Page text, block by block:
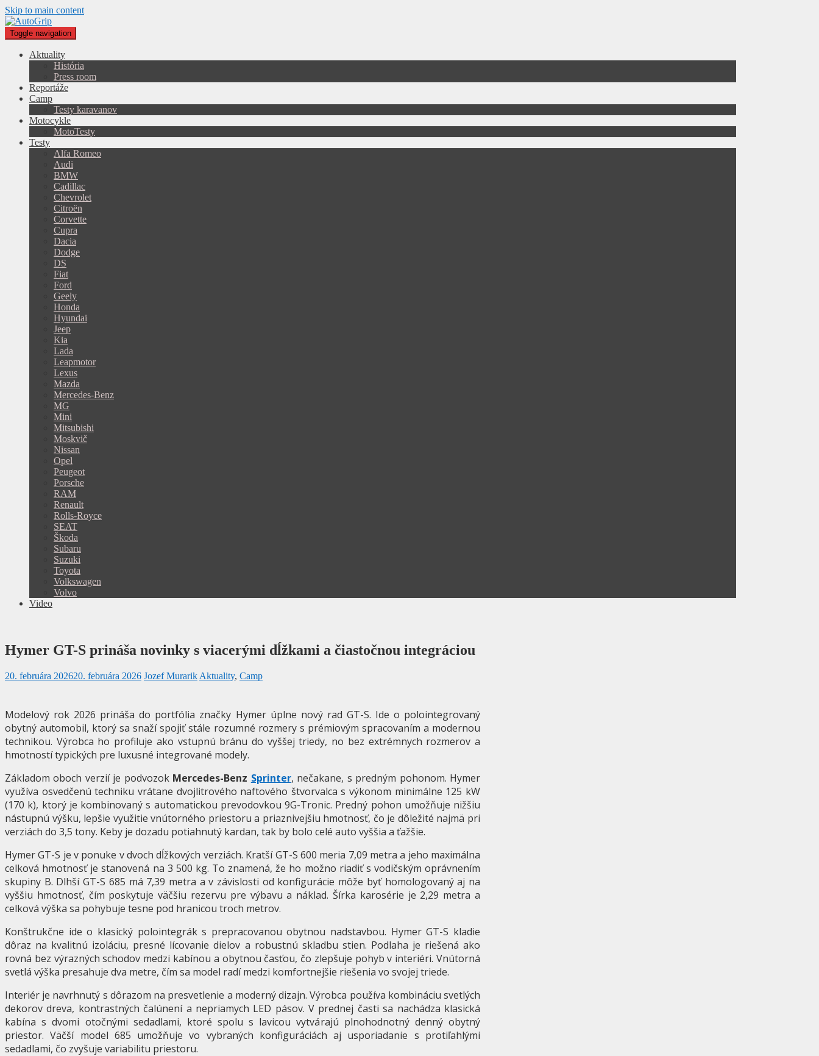
Skip to main content
Toggle navigation
Aktuality
História
Press room
Reportáže
Camp
Testy karavanov
Motocykle
MotoTesty
Testy
Alfa Romeo
Audi
BMW
Cadillac
Chevrolet
Citroën
Corvette
Cupra
Dacia
Dodge
DS
Fiat
Ford
Geely
Honda
Hyundai
Jeep
Kia
Lada
Leapmotor
Lexus
Mazda
Mercedes-Benz
MG
Mini
Mitsubishi
Moskvič
Nissan
Opel
Peugeot
Porsche
RAM
Renault
Rolls-Royce
SEAT
Škoda
Subaru
Suzuki
Toyota
Volkswagen
Volvo
Video
Hymer GT-S prináša novinky s viacerými dĺžkami a čiastočnou integráciou
20. februára 202620. februára 2026 Jozef Murarik Aktuality, Camp
Modelový rok 2026 prináša do portfólia značky Hymer úplne nový rad GT-S. Ide o polointegrovaný
obytný automobil, ktorý sa snaží spojiť stále rozumné rozmery s prémiovým spracovaním a modernou
technikou. Výrobca ho profiluje ako vstupnú bránu do vyššej triedy, no bez extrémnych rozmerov a
hmotností typických pre luxusné integrované modely.
Základom oboch verzií je podvozok Mercedes-Benz Sprinter, nečakane, s predným pohonom. Hymer
využíva osvedčenú techniku vrátane dvojlitrového naftového štvorvalca s výkonom minimálne 125 kW
(170 k), ktorý je kombinovaný s automatickou prevodovkou 9G-Tronic. Predný pohon umožňuje nižšiu
nástupnú výšku, lepšie využitie vnútorného priestoru a priaznivejšiu hmotnosť, čo je dôležité najmä pri
verziách do 3,5 tony. Keby je dozadu potiahnutý kardan, tak by bolo celé auto vyššia a ťažšie.
Hymer GT-S je v ponuke v dvoch dĺžkových verziách. Kratší GT-S 600 meria 7,09 metra a jeho maximálna
celková hmotnosť je stanovená na 3 500 kg. To znamená, že ho možno riadiť s vodičským oprávnením
skupiny B. Dlhší GT-S 685 má 7,39 metra a v závislosti od konfigurácie môže byť homologovaný aj na
vyššiu hmotnosť, čím poskytuje väčšiu rezervu pre výbavu a náklad. Šírka karosérie je 2,29 metra a
celková výška sa pohybuje tesne pod hranicou troch metrov.
Konštrukčne ide o klasický polointegrák s prepracovanou obytnou nadstavbou. Hymer GT-S kladie
dôraz na kvalitnú izoláciu, presné lícovanie dielov a robustnú skladbu stien. Podlaha je riešená ako
rovná bez výrazných schodov medzi kabínou a obytnou časťou, čo zlepšuje pohyb v interiéri. Vnútorná
svetlá výška presahuje dva metre, čím sa model radí medzi komfortnejšie riešenia vo svojej triede.
Interiér je navrhnutý s dôrazom na presvetlenie a moderný dizajn. Výrobca používa kombináciu svetlých
dekorov dreva, kontrastných čalúnení a nepriamych LED pásov. V prednej časti sa nachádza klasická
kabína s dvomi otočnými sedadlami, ktoré spolu s lavicou vytvárajú plnohodnotný denný obytný
priestor. Väčší model 685 umožňuje vo vybraných konfiguráciách aj usporiadanie s protiľahlými
sedadlami, čo zvyšuje variabilitu priestoru.